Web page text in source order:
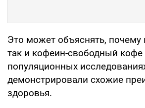
Это может объяснять,
так и кофеин-свободный кофе
популяционных
демонстрировали схожие
здоровья.